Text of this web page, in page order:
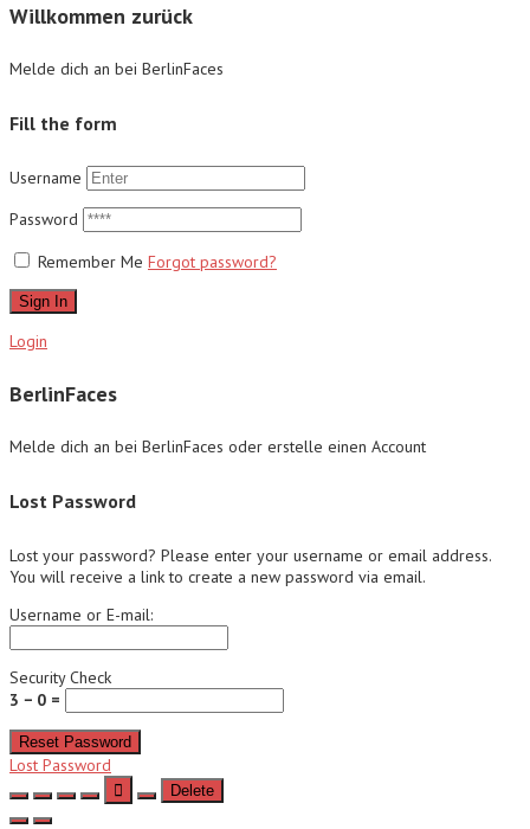
Willkommen zurück
Melde dich an bei BerlinFaces
Fill the form
Username
Password
Remember Me Forgot password?
Sign In
Login
BerlinFaces
Melde dich an bei BerlinFaces oder erstelle einen Account
Lost Password
Lost your password? Please enter your username or email address.
You will receive a link to create a new password via email.
Username or E-mail:
Security Check
3 − 0 =
Reset Password
Lost Password
Delete